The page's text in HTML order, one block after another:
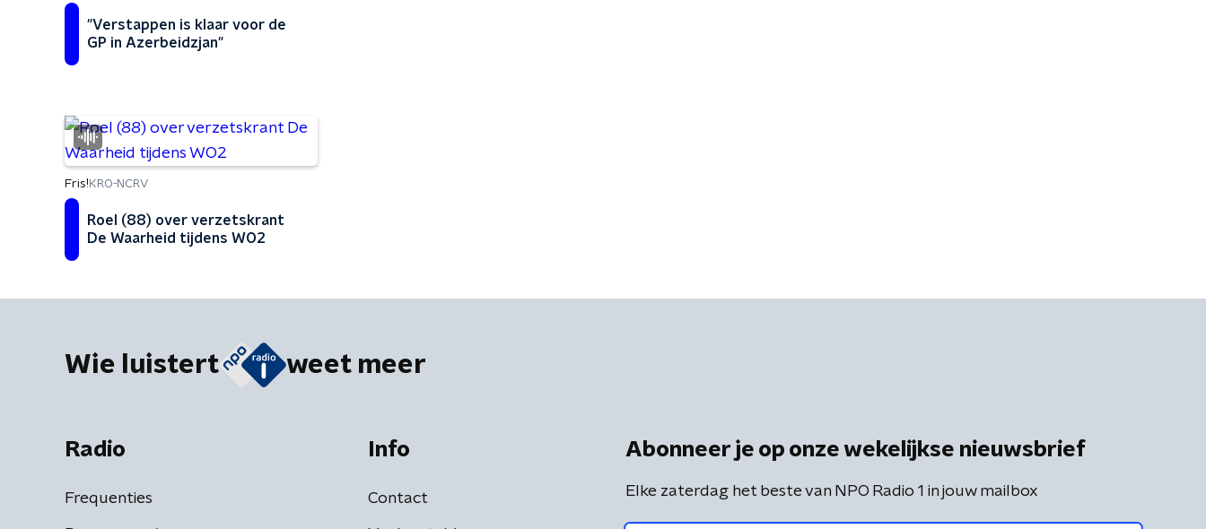
"Verstappen is klaar voor de
GP in Azerbeidzjan"
Fris! KRO-NCRV
Roel (88) over verzetskrant
De Waarheid tijdens WO2
Wie luistert weet meer
Radio
Frequenties
Info
Contact
Abonneer je op onze wekelijkse nieuwsbrief
Elke zaterdag het beste van NPO Radio 1 in jouw mailbox